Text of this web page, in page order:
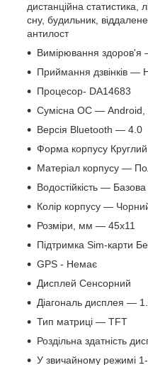
дистанційна статистика,
сну, будильник,
антилост
Вимірювання здоров'я
Приймання дзвінків —
Процесор- DA14683
Сумісна ОС — Android,
Версія Bluetooth — 4.0
Форма корпусу Круглий
Матеріал корпусу —
Водостійкість —
Колір корпусу —
Розміри, мм — 45х11
Підтримка Sim-карти
GPS - Немає
Дисплей Сенсорний
Діагональ дисплея —
Тип матриці — TFT
Роздільна здатність
У звичайному режимі 1-